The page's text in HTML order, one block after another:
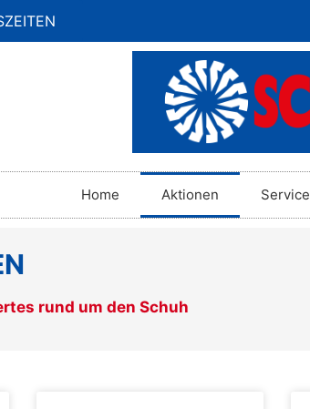
Home Aktionen Service
rund um den Schuh